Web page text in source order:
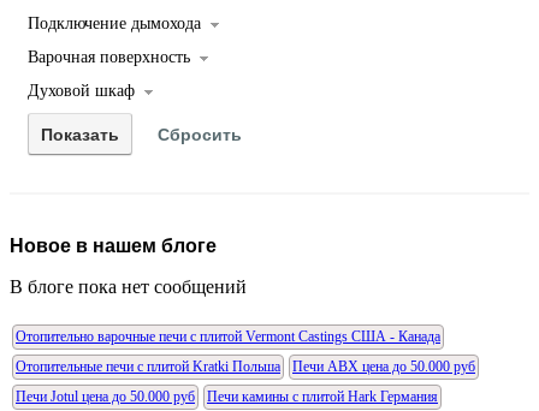
Подключение дымохода
Варочная поверхность
Духовой шкаф
Новое в нашем блоге
В блоге пока нет сообщений
Отопительно варочные печи с плитой Vermont Castings США - Канада
Отопительные печи с плитой Kratki Польша
Печи АВХ цена до 50.000 руб
Печи Jotul цена до 50.000 руб
Печи камины с плитой Hark Германия